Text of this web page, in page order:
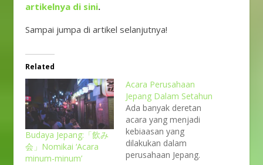
artikelnya di sini.
Sampai jumpa di artikel selanjutnya!
Related
Budaya Jepang:「飲み
会」Nomikai ‘Acara
minum-minum’
Acara Perusahaan
Jepang Dalam Setahun
Ada banyak deretan
acara yang menjadi
kebiaasan yang
dilakukan dalam
perusahaan Jepang.